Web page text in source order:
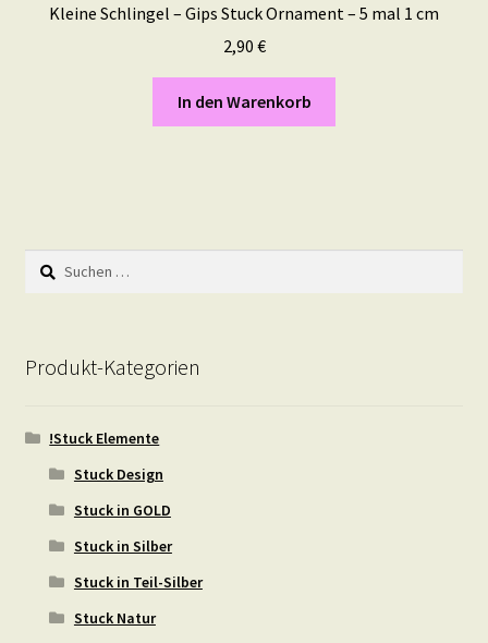
Kleine Schlingel – Gips Stuck Ornament – 5 mal 1 cm
2,90 €
In den Warenkorb
Suchen
nach:
Produkt-Kategorien
!Stuck Elemente
Stuck Design
Stuck in GOLD
Stuck in Silber
Stuck in Teil-Silber
Stuck Natur